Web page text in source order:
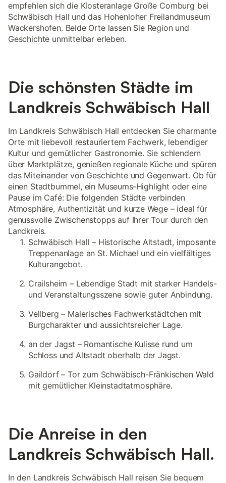
empfehlen sich die Klosteranlage Große Comburg bei
Schwäbisch Hall und das Hohenloher Freilandmuseum
Wackershofen. Beide Orte lassen Sie Region und
Geschichte unmittelbar erleben.
Die schönsten Städte im
Landkreis Schwäbisch Hall
Im Landkreis Schwäbisch Hall entdecken Sie charmante
Orte mit liebevoll restauriertem Fachwerk, lebendiger
Kultur und gemütlicher Gastronomie. Sie schlendern
über Marktplätze, genießen regionale Küche und spüren
das Miteinander von Geschichte und Gegenwart. Ob für
einen Stadtbummel, ein Museums‑Highlight oder eine
Pause im Café: Die folgenden Städte verbinden
Atmosphäre, Authentizität und kurze Wege – ideal für
genussvolle Zwischenstopps auf Ihrer Tour durch den
Landkreis.
Schwäbisch Hall – Historische Altstadt, imposante
Treppenanlage an St. Michael und ein vielfältiges
Kulturangebot.
Crailsheim – Lebendige Stadt mit starker Handels-
und Veranstaltungsszene sowie guter Anbindung.
Vellberg – Malerisches Fachwerkstädtchen mit
Burgcharakter und aussichtsreicher Lage.
an der Jagst – Romantische Kulisse rund um
Schloss und Altstadt oberhalb der Jagst.
Gaildorf – Tor zum Schwäbisch-Fränkischen Wald
mit gemütlicher Kleinstadtatmosphäre.
Die Anreise in den
Landkreis Schwäbisch Hall.
In den Landkreis Schwäbisch Hall reisen Sie bequem